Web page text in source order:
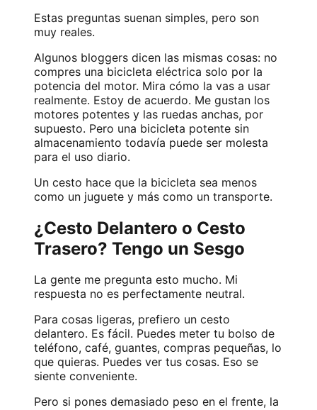
Estas preguntas suenan simples, pero son
muy reales.
Algunos bloggers dicen las mismas cosas: no
compres una bicicleta eléctrica solo por la
potencia del motor. Mira cómo la vas a usar
realmente. Estoy de acuerdo. Me gustan los
motores potentes y las ruedas anchas, por
supuesto. Pero una bicicleta potente sin
almacenamiento todavía puede ser molesta
para el uso diario.
Un cesto hace que la bicicleta sea menos
como un juguete y más como un transporte.
¿Cesto Delantero o Cesto
Trasero? Tengo un Sesgo
La gente me pregunta esto mucho. Mi
respuesta no es perfectamente neutral.
Para cosas ligeras, prefiero un cesto
delantero. Es fácil. Puedes meter tu bolso de
teléfono, café, guantes, compras pequeñas, lo
que quieras. Puedes ver tus cosas. Eso se
siente conveniente.
Pero si pones demasiado peso en el frente, la